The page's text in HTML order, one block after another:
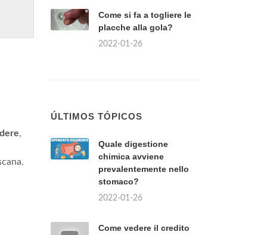
,
Come si fa a togliere le
placche alla gola?
2022-01-26
ÚLTIMOS TÓPICOS
Quale digestione
chimica avviene
prevalentemente nello
stomaco?
2022-01-26
Come vedere il credito